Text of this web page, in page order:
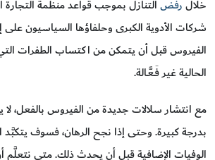
خلالرفضالتنازل بموجب قواعد منظمة التجارة
شركات الأدوية الكبرى وحلفاؤها السياسيون على
الفيروس قبل أن يتمكن من اكتساب الطفرات
الحالية غير فَـعَّـالة.
مع انتشار سلالات جديدة من الفيروس بالفعل، لا
بدرجة كبيرة. وحتى إذا نجح الرهان، فسوف يتكبَّد
الوفيات الإضافية قبل أن يحدث ذلك. متى